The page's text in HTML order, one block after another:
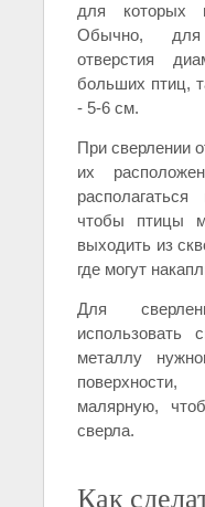
для которых
Обычно, для
отверстия
больших птиц,
- 5-6 см.
При сверлении
их
чтобы птицы
выходить из
где могут
Для
металлу
малярную,
сверла.
Как